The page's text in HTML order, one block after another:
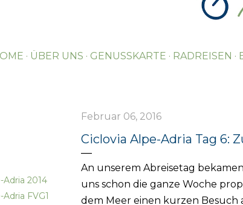
ÜBER UNS GENUSSKARTE RADREISEN
Adria 2014
FVG1
Februar 06, 2016
Ciclovia Alpe-Adria Tag 6:
An unserem Abreisetag
uns schon die ganze Woche
dem Meer einen kurzen Besuch